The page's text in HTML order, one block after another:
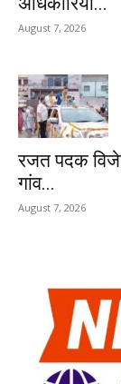
August 7, 2026
रजत पदक
गांव...
August 7, 2026